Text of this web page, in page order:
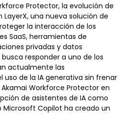
Protector, la evolución de
una nueva solución de
la interacción de los
SaaS, herramientas de
privadas y datos
responder a uno de los
actualmente las
uso de la IA generativa sin frenar
Workforce Protector en
de asistentes de IA como
Microsoft Copilot ha creado un